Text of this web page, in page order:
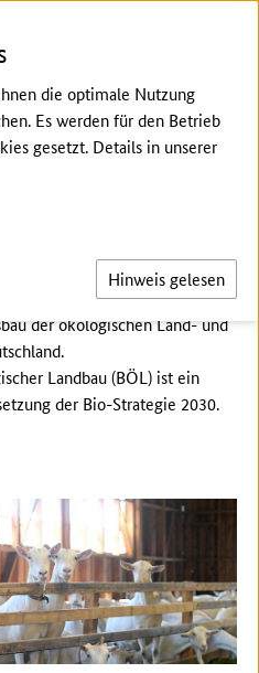
Seite
in
Landbau (BÖL)
für Landwirtschaft, Ernährung
der ökologischen Land- und
Landbau (BÖL) ist ein
der Bio-Strategie 2030.
die optimale Nutzung
Es werden für den Betrieb
gesetzt. Details in unserer
Hinweis gelesen